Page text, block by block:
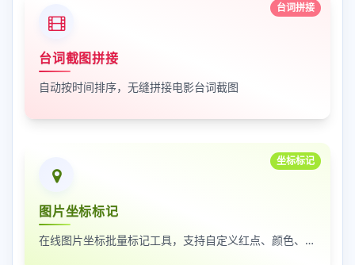
台词拼接
台词截图拼接
自动按时间排序，无缝拼接电影台词截图
坐标标记
图片坐标标记
在线图片坐标批量标记工具，支持自定义红点、颜色、大小及序号